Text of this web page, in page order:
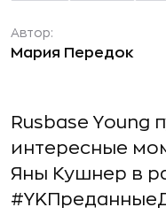
Автор:
Мария Передок
Rusbase Young
интересные
Яны Кушнер в